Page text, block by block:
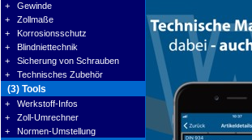
+ Gewinde
+ Zollmaße
+ Korrosionsschutz
+ Blindniettechnik
+ Sicherung von Schrauben
+ Technisches Zubehör
(3) Tools
+ Werkstoff-Infos
+ Zoll-Umrechner
+ Normen-Umstellung